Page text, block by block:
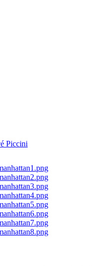
Piccini